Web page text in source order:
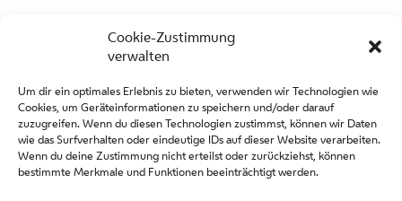
Cookie-Zustimmung
verwalten
Um dir ein optimales Erlebnis zu bieten, verwenden wir Technologien wie
Cookies, um Geräteinformationen zu speichern und/oder darauf
zuzugreifen. Wenn du diesen Technologien zustimmst, können wir Daten
wie das Surfverhalten oder eindeutige IDs auf dieser Website verarbeiten.
Wenn du deine Zustimmung nicht erteilst oder zurückziehst, können
bestimmte Merkmale und Funktionen beeinträchtigt werden.
Presse
Kontakt